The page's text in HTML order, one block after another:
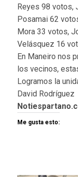
Reyes 98 votos,
Posamai 62
Mora 33 votos,
Velásquez 16
En Maneiro nos
los vecinos,
Logramos la
David Rodríguez
Me gusta esto: